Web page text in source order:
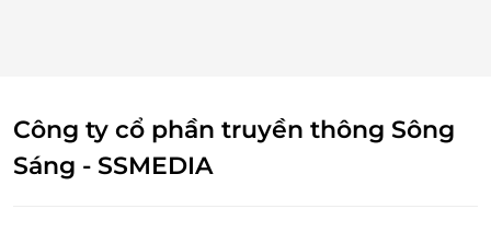
Công ty cổ phần truyền thông Sông
Sáng - SSMEDIA